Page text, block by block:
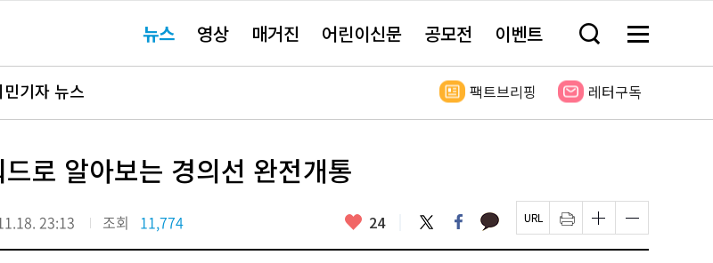
요뉴스 영상 매거진 어린이신문 공모전 이벤트 검
창
기
메
전
보
민기자 뉴스 팩트브리핑 레터구독
로 알아보는 경의선 완전개통
23:13 조회 11,774 좋
요
24 트
위
터
페
이
스
카
카 페
이
지
인
쇄
하
글
자
크
글
자
크